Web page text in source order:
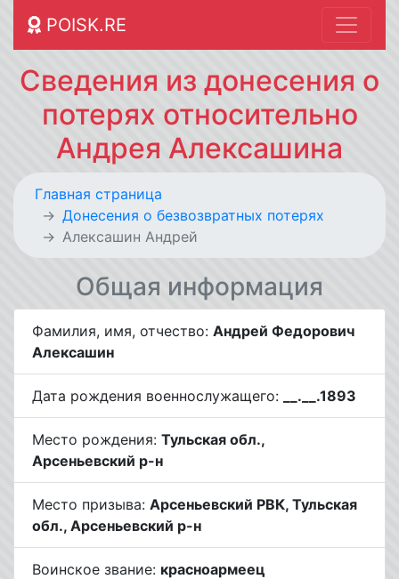
POISK.RE
Сведения из донесения о
потерях относительно
Андрея Алексашина
Главная страница
Донесения о безвозвратных потерях
Алексашин Андрей
Общая информация
Фамилия, имя, отчество: Андрей Федорович
Алексашин
Дата рождения военнослужащего: __.__.1893
Место рождения: Тульская обл.,
Арсеньевский р-н
Место призыва: Арсеньевский РВК, Тульская
обл., Арсеньевский р-н
Воинское звание: красноармеец